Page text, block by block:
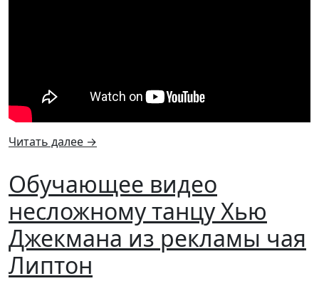
Читать далее →
Обучающее видео
несложному танцу Хью
Джекмана из рекламы чая
Липтон